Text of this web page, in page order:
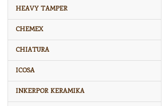
HEAVY TAMPER
CHEMEX
CHIATURA
ICOSA
INKERPOR KERAMIKA